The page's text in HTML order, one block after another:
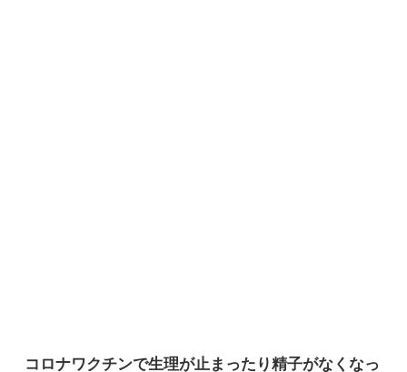
コロナワクチンで生理が止まったり精子がなくなっ